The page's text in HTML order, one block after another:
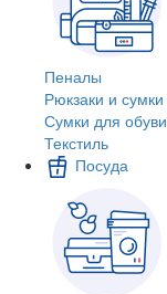
Пеналы
Рюкзаки и сумки
Сумки для обуви
Текстиль
Посуда